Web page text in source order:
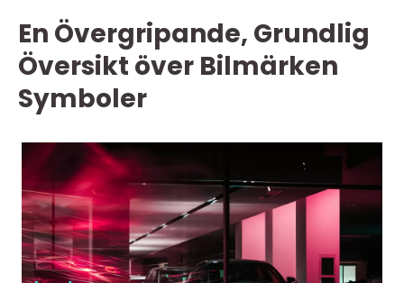
En Övergripande, Grundlig
Översikt över Bilmärken
Symboler